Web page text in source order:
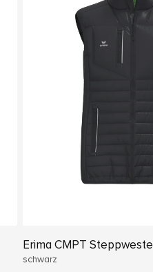
Erima CMPT Steppweste
schwarz